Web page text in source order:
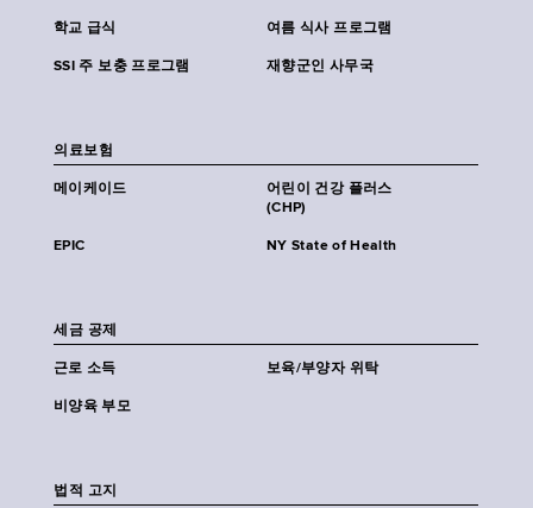
학교 급식 여름 식사 프로그램
SSI 주 보충 프로그램 재향군인 사무국
의료보험
메이케이드
어린이 건강 플러스
(CHP)
EPIC NY State of Health
세금 공제
근로 소득 보육/부양자 위탁
비양육 부모
법적 고지